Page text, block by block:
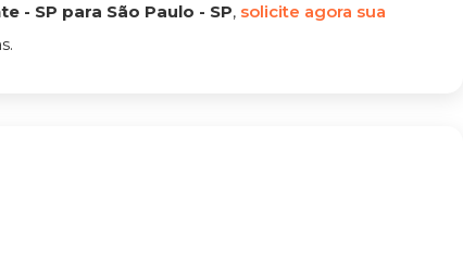
- SP para São Paulo - SP, solicite agora sua